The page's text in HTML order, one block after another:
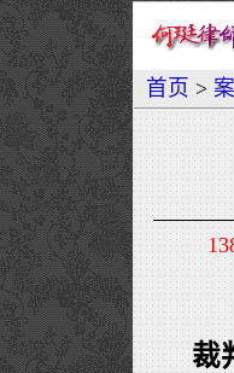
首页 >
裁